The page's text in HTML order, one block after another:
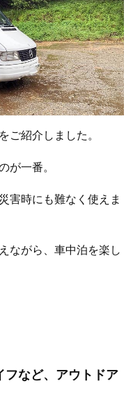
ご紹介しました。
が一番。
害時にも難なく使えま
ながら、車中泊を楽し
フなど、アウトドア